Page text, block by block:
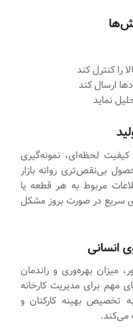
را کنترل کند
ارسال کند
نماید
لحظه‌ای، نمونه‌گیری
بی‌نقص‌تری روانه بازار
مربوط به هر قطعه یا
سریع در صورت بروز مشکل
انسانی
میزان بهره‌وری و راندمان
مهم برای مدیریت کارخانه
بهینه کارکنان و
می‌کند.